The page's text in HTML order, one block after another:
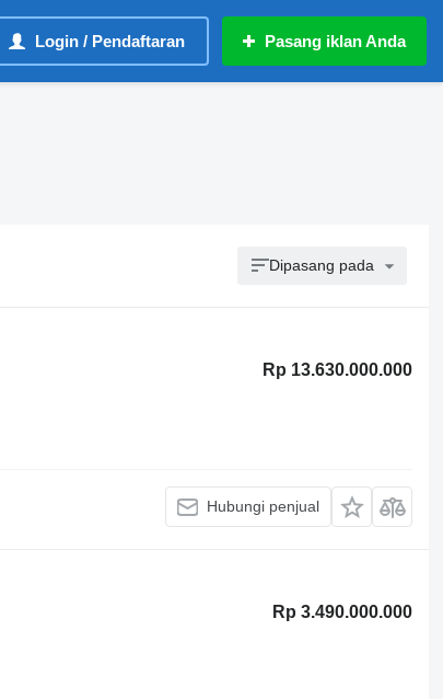
Login / Pendaftaran Pasang iklan Anda
Dipasang pada
Rp 13.630.000.000
Hubungi penjual
Rp 3.490.000.000